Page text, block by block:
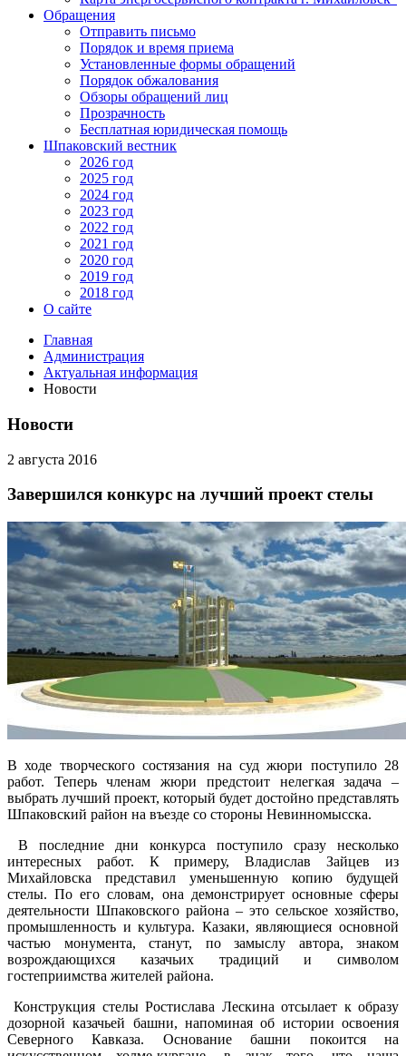
Обращения
Отправить письмо
Порядок и время приема
Установленные формы обращений
Порядок обжалования
Обзоры обращений лиц
Прозрачность
Бесплатная юридическая помощь
Шпаковский вестник
2026 год
2025 год
2024 год
2023 год
2022 год
2021 год
2020 год
2019 год
2018 год
О сайте
Главная
Администрация
Актуальная информация
Новости
Новости
2 августа 2016
Завершился конкурс на лучший проект стелы
В ходе творческого состязания на суд жюри поступило 28
работ. Теперь членам жюри предстоит нелегкая задача –
выбрать лучший проект, который будет достойно представлять
Шпаковский район на въезде со стороны Невинномысска.
В последние дни конкурса поступило сразу несколько
интересных работ. К примеру, Владислав Зайцев из
Михайловска представил уменьшенную копию будущей
стелы. По его словам, она демонстрирует основные сферы
деятельности Шпаковского района – это сельское хозяйство,
промышленность и культура. Казаки, являющиеся основной
частью монумента, станут, по замыслу автора, знаком
возрождающихся казачьих традиций и символом
гостеприимства жителей района.
Конструкция стелы Ростислава Лескина отсылает к образу
дозорной казачьей башни, напоминая об истории освоения
Северного Кавказа. Основание башни покоится на